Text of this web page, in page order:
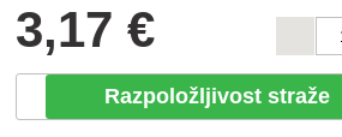
3,17 €
Razpoložljivost straže